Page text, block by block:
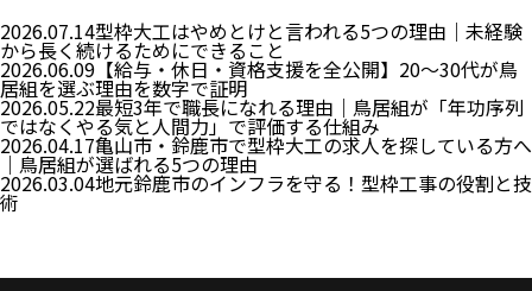
2026.07.14型枠大工はやめとけと言われる5つの理由｜未経験
から長く続けるためにできること
2026.06.09 【給与・休日・資格支援を全公開】20〜30代が鳥
居組を選ぶ理由を数字で証明
2026.05.22最短3年で職長になれる理由｜鳥居組が「年功序列
ではなくやる気と人間力」で評価する仕組み
2026.04.17亀山市・鈴鹿市で型枠大工の求人を探している方へ
｜鳥居組が選ばれる5つの理由
2026.03.04地元鈴鹿市のインフラを守る！型枠工事の役割と技
術